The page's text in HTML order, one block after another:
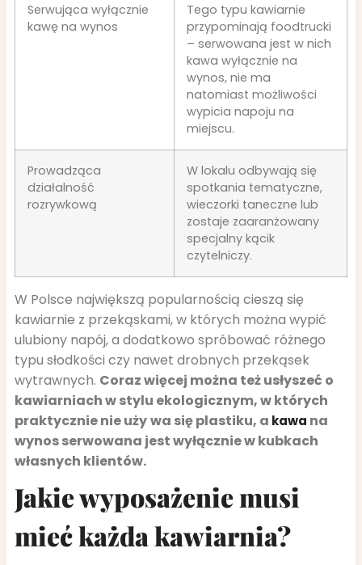
Serwująca wyłącznie
kawę na wynos
Tego typu kawiarnie
przypominają foodtrucki
– serwowana jest w nich
kawa wyłącznie na
wynos, nie ma
natomiast możliwości
wypicia napoju na
miejscu.
Prowadząca
działalność
rozrywkową
W lokalu odbywają się
spotkania tematyczne,
wieczorki taneczne lub
zostaje zaaranżowany
specjalny kącik
czytelniczy.
W Polsce największą popularnością cieszą się
kawiarnie z przekąskami, w których można wypić
ulubiony napój, a dodatkowo spróbować różnego
typu słodkości czy nawet drobnych przekąsek
wytrawnych. Coraz więcej można też usłyszeć o
kawiarniach w stylu ekologicznym, w których
praktycznie nie używa się plastiku, a kawa na
wynos serwowana jest wyłącznie w kubkach
własnych klientów.
Jakie wyposażenie musi
mieć każda kawiarnia?